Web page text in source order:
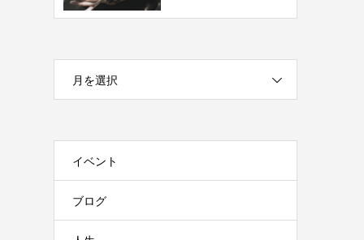
月を選択
イベント
ブログ